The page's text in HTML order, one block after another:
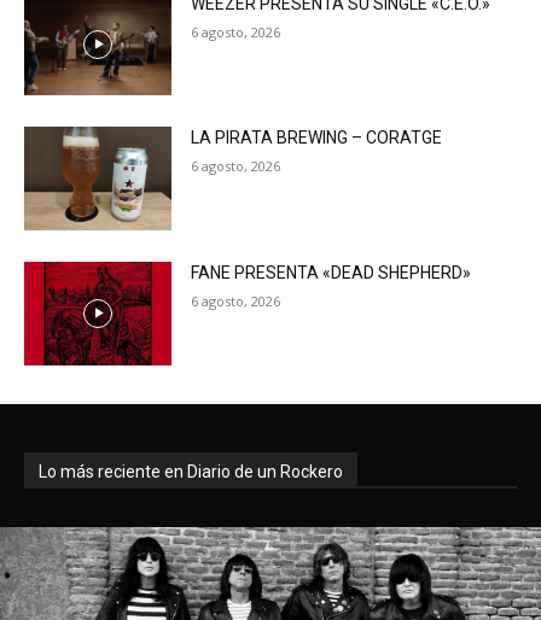
6 agosto, 2026
LA PIRATA BREWING – CORATGE
6 agosto, 2026
FANE PRESENTA «DEAD SHEPHERD»
6 agosto, 2026
Lo más reciente en Diario de un Rockero